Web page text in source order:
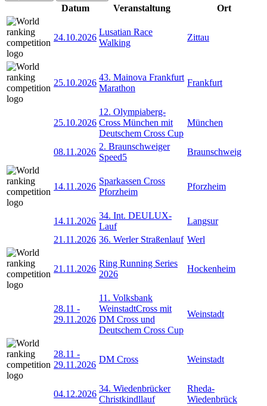
Datum Veranstaltung Ort
24.10.2026
Lusatian Race
Walking
Zittau
25.10.2026
43. Mainova Frankfurt
Marathon
Frankfurt
25.10.2026
12. Olympiaberg-
Cross München mit
Deutschem Cross Cup
München
08.11.2026
2. Braunschweiger
Speed5
Braunschweig
14.11.2026
Sparkassen Cross
Pforzheim
Pforzheim
14.11.2026
34. Int. DEULUX-
Lauf
Langsur
21.11.2026 36. Werler Straßenlauf Werl
21.11.2026
Ring Running Series
2026
Hockenheim
28.11 -
29.11.2026
11. Volksbank
WeinstadtCross mit
DM Cross und
Deutschem Cross Cup
Weinstadt
28.11 -
29.11.2026
DM Cross Weinstadt
04.12.2026
34. Wiedenbrücker
Christkindllauf
Rheda-
Wiedenbrück